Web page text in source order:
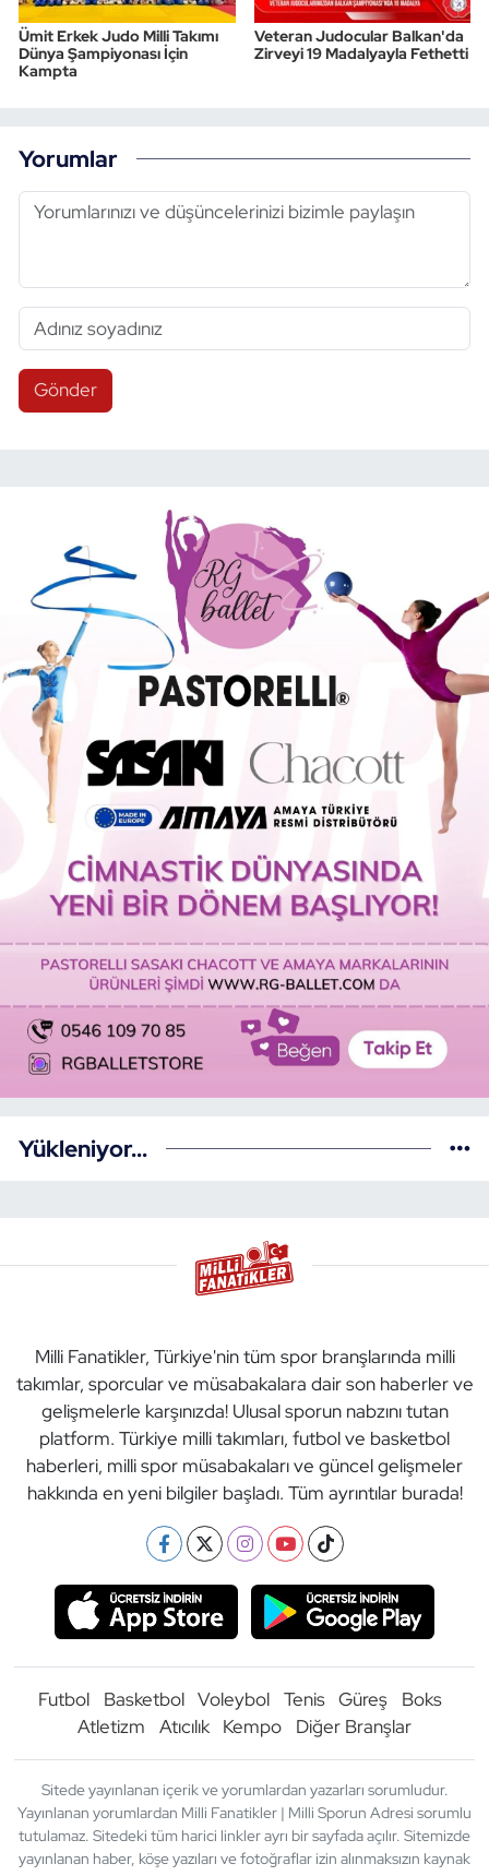
Ümit Erkek Judo Milli Takımı
Dünya Şampiyonası İçin
Kampta
Veteran Judocular Balkan'da
Zirveyi 19 Madalyayla Fethetti
Yorumlar
Gönder
Yükleniyor...
Milli Fanatikler, Türkiye'nin tüm spor branşlarında milli
takımlar, sporcular ve müsabakalara dair son haberler ve
gelişmelerle karşınızda! Ulusal sporun nabzını tutan
platform. Türkiye milli takımları, futbol ve basketbol
haberleri, milli spor müsabakaları ve güncel gelişmeler
hakkında en yeni bilgiler başladı. Tüm ayrıntılar burada!
Futbol Basketbol Voleybol Tenis Güreş
Boks
Atletizm
Atıcılık Kempo Diğer Branşlar
Sitede yayınlanan içerik ve yorumlardan yazarları sorumludur.
Yayınlanan yorumlardan Milli Fanatikler | Milli Sporun Adresi sorumlu
tutulamaz. Sitedeki tüm harici linkler ayrı bir sayfada açılır. Sitemizde
yayınlanan haber, köşe yazıları ve fotoğraflar izin alınmaksızın kaynak